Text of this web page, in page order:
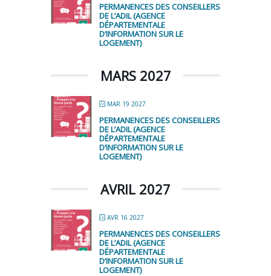
PERMANENCES DES CONSEILLERS
DE L’ADIL (AGENCE
DÉPARTEMENTALE
D’INFORMATION SUR LE
LOGEMENT)
MARS 2027
MAR 19 2027
PERMANENCES DES CONSEILLERS
DE L’ADIL (AGENCE
DÉPARTEMENTALE
D’INFORMATION SUR LE
LOGEMENT)
AVRIL 2027
AVR 16 2027
PERMANENCES DES CONSEILLERS
DE L’ADIL (AGENCE
DÉPARTEMENTALE
D’INFORMATION SUR LE
LOGEMENT)